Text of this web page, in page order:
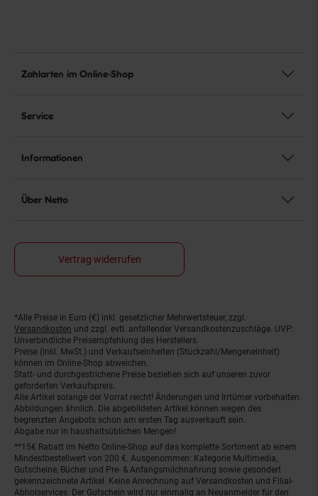
Zahlarten im Online-Shop
Service
Informationen
Über Netto
Vertrag widerrufen
Fußnoten
*Alle Preise in Euro (€) inkl. gesetzlicher Mehrwertsteuer, zzgl.
Versandkosten und zzgl. evtl. anfallender Versandkostenzuschläge. UVP:
Unverbindliche Preisempfehlung des Herstellers.
Preise (inkl. MwSt.) und Verkaufseinheiten (Stückzahl/Mengeneinheit)
können im Online-Shop abweichen.
Statt- und durchgestrichene Preise beziehen sich auf unseren zuvor
geforderten Verkaufspreis.
Alle Artikel solange der Vorrat reicht! Änderungen und Irrtümer vorbehalten.
Abbildungen ähnlich. Die abgebildeten Artikel können wegen des
begrenzten Angebots schon am ersten Tag ausverkauft sein.
Abgabe nur in haushaltsüblichen Mengen!
**15€ Rabatt im Netto Online-Shop auf das komplette Sortiment ab einem
Mindestbestellwert von 200 €. Ausgenommen: Kategorie Multimedia,
Gutscheine, Bücher und Pre- & Anfangsmilchnahrung sowie gesondert
gekennzeichnete Artikel. Keine Anrechnung auf Versandkosten und Filial-
Abholservices. Der Gutschein wird nur einmalig an Neuanmelder für den